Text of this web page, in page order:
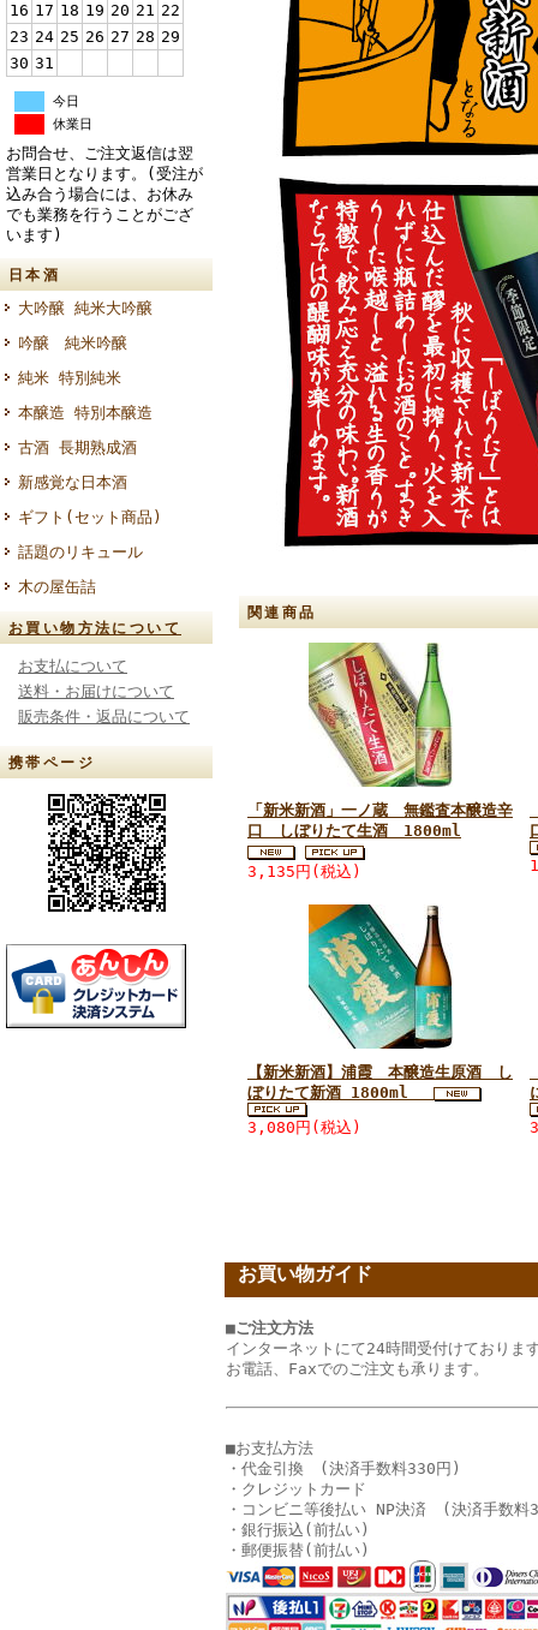
16 17 18 19 20 21 22
23 24 25 26 27 28 29
30 31
今日
休業日
お問合せ、ご注文返信は翌
営業日となります。(受注が
込み合う場合には、お休み
でも業務を行うことがござ
います)
日本酒
大吟醸 純米大吟醸
吟醸 純米吟醸
純米 特別純米
本醸造 特別本醸造
古酒 長期熟成酒
新感覚な日本酒
ギフト(セット商品)
話題のリキュール
木の屋缶詰
お買い物方法について
お支払について
送料・お届けについて
販売条件・返品について
携帯ページ
関連商品
「新米新酒」一ノ蔵 無鑑査本醸造辛
口 しぼりたて生酒 1800ml
3,135円(税込)
【新米新酒】浦霞 本醸造生原酒 し
ぼりたて新酒 1800ml
3,080円(税込)
お買い物ガイド
■ご注文方法
インターネットにて24時間受付けておりま
お電話、Faxでのご注文も承ります。
■お支払方法
・代金引換 (決済手数料330円)
・クレジットカード
・コンビニ等後払い NP決済 (決済手数料
・銀行振込(前払い)
・郵便振替(前払い)